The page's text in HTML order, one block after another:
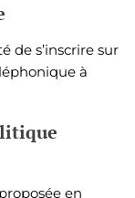
de s’inscrire sur
à
en